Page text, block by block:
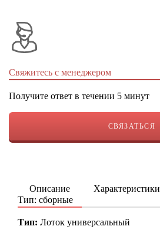
Свяжитесь с менеджером
Получите ответ в течении 5 минут
СВЯЗАТЬСЯ
Описание Характеристики
Тип: сборные
Тип: Лоток универсальный